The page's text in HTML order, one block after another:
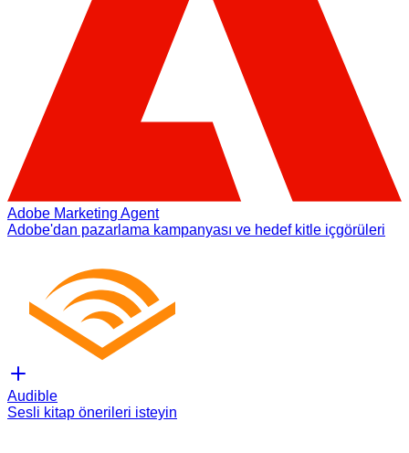
Adobe Marketing Agent
Adobe'dan pazarlama kampanyası ve hedef kitle içgörüleri
Audible
Sesli kitap önerileri isteyin